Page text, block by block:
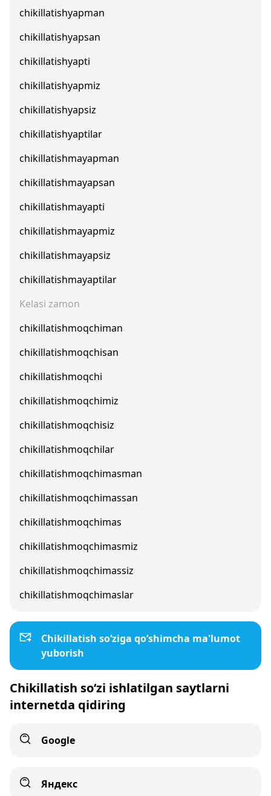
chikillatishyapman
chikillatishyapsan
chikillatishyapti
chikillatishyapmiz
chikillatishyapsiz
chikillatishyaptilar
chikillatishmayapman
chikillatishmayapsan
chikillatishmayapti
chikillatishmayapmiz
chikillatishmayapsiz
chikillatishmayaptilar
Kelasi zamon
chikillatishmoqchiman
chikillatishmoqchisan
chikillatishmoqchi
chikillatishmoqchimiz
chikillatishmoqchisiz
chikillatishmoqchilar
chikillatishmoqchimasman
chikillatishmoqchimassan
chikillatishmoqchimas
chikillatishmoqchimasmiz
chikillatishmoqchimassiz
chikillatishmoqchimaslar
Chikillatish so‘ziga qo‘shimcha ma'lumot
yuborish
Chikillatish so‘zi ishlatilgan saytlarni
internetda qidiring
Google
Яндекс